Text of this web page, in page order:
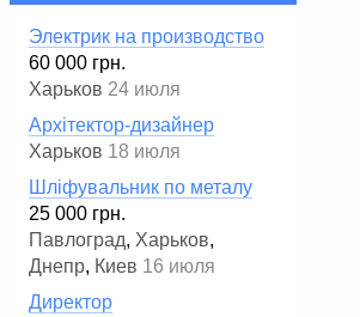
Электрик на производство
60 000 грн.
Харьков 24 июля
Архітектор-дизайнер
Харьков 18 июля
Шліфувальник по металу
25 000 грн.
Павлоград, Харьков,
Днепр, Киев 16 июля
Директор